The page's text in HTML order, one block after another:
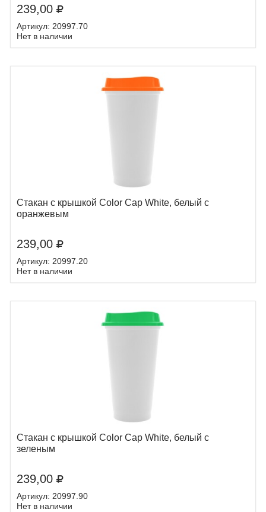
239,00
Артикул: 20997.70
Нет в наличии
Стакан с крышкой Color Cap White, белый с
оранжевым
239,00
Артикул: 20997.20
Нет в наличии
Стакан с крышкой Color Cap White, белый с
зеленым
239,00
Артикул: 20997.90
Нет в наличии